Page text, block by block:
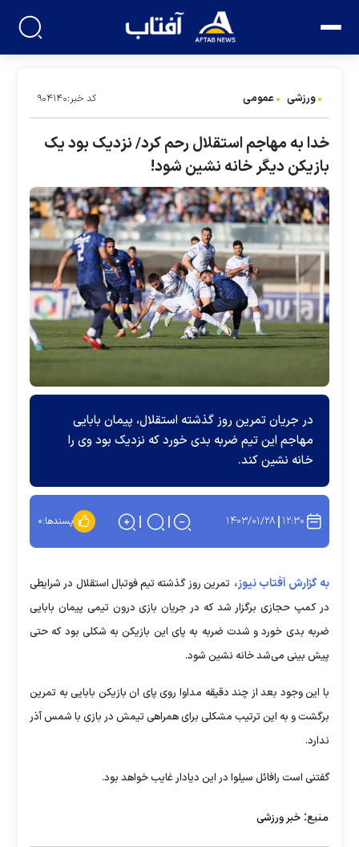
ورزشی عمومی کد خبر:۹۰۴۱۴۰
خدا به مهاجم استقلال رحم کرد/ نزدیک بود یک
بازیکن دیگر خانه نشین شود!
در جریان تمرین روز گذشته استقلال، پیمان بابایی
مهاجم این تیم ضربه بدی خورد که نزدیک بود وی را
خانه نشین کند.
۱۲:۳۰ ۱۴۰۳/۰۱/۲۸ پسندها:۰
به گزارش آفتاب نیوز، تمرین روز گذشته تیم فوتبال استقلال در شرایطی
در کمپ حجازی برگزار شد که در جریان بازی درون تیمی پیمان بابایی
ضربه بدی خورد و شدت ضربه به پای این بازیکن به شکلی بود که حتی
پیش بینی می‌شد خانه نشین شود.
با این وجود بعد از چند دقیقه مداوا روی پای ان بازیکن بابایی به تمرین
برگشت و به این ترتیب مشکلی برای همراهی تیمش در بازی با شمس آذر
ندارد.
گفتنی است رافائل سیلوا در این دیادار غایب خواهد بود.
منبع: خبر ورزشی